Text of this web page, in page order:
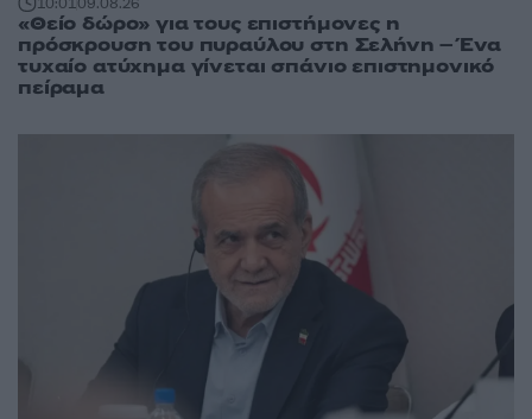
10:0109.08.26
«Θείο δώρο» για τους επιστήμονες η
πρόσκρουση του πυραύλου στη Σελήνη – Ένα
τυχαίο ατύχημα γίνεται σπάνιο επιστημονικό
πείραμα